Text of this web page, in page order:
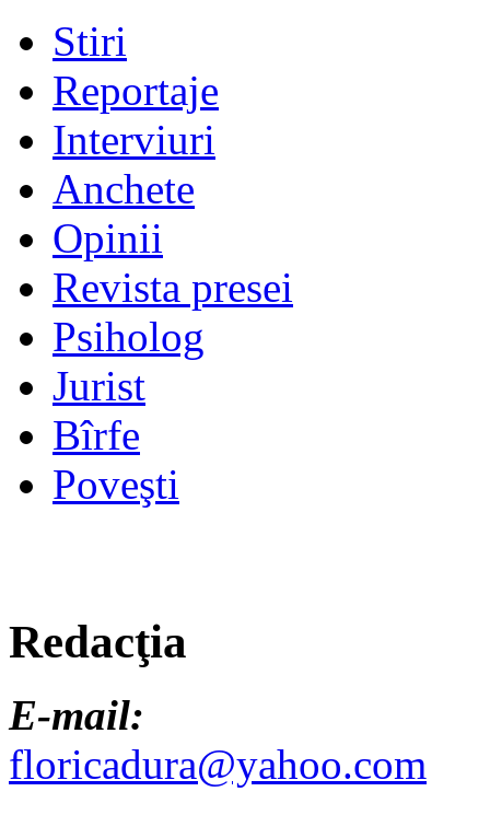
Stiri
Reportaje
Interviuri
Anchete
Opinii
Revista presei
Psiholog
Jurist
Bîrfe
Poveşti
Redacţia
E-mail:
floricadura@yahoo.com